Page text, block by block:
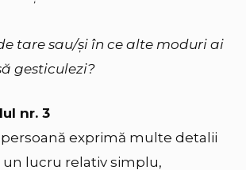
tare sau/și în ce alte moduri ai
gesticulezi?
nr. 3
persoană exprimă multe detalii
lucru relativ simplu,